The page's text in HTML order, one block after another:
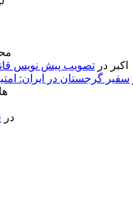
اکبر در تصویب پیش نویس
سفیر گرجستان در ایران:
در